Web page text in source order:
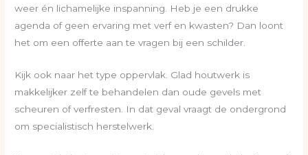
weer én lichamelijke inspanning. Heb je een drukke
agenda of geen ervaring met verf en kwasten? Dan loont
het om een offerte aan te vragen bij een schilder.
Kijk ook naar het type oppervlak. Glad houtwerk is
makkelijker zelf te behandelen dan oude gevels met
scheuren of verfresten. In dat geval vraagt de ondergrond
om specialistisch herstelwerk.